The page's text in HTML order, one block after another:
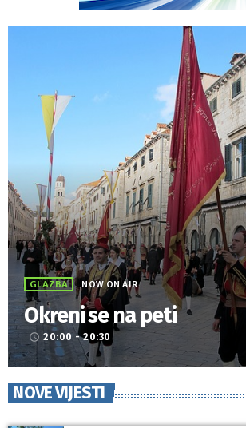
GLAZBA NOW ON AIR
Okreni se na peti
access_time 20:00 - 20:30
NOVE VIJESTI